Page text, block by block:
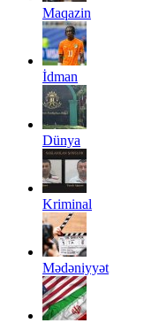
Maqazin
İdman
Dünya
Kriminal
Mədəniyyət